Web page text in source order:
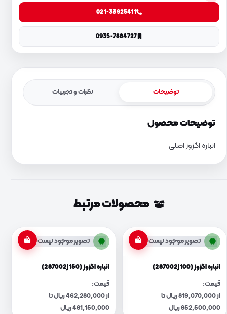
021-33925411
0935-7884727
توضیحات نظرات و تجربیات
توضیحات محصول
انباره اگزوز اصلی
محصولات مرتبط
تصویر موجود نیست
انباره اگزوز (287002J100)
قیمت:
از 819,070,000 ریال تا
852,500,000 ریال
تصویر موجود نیست
انباره اگزوز (287002J150)
قیمت:
از 462,280,000 ریال تا
481,150,000 ریال